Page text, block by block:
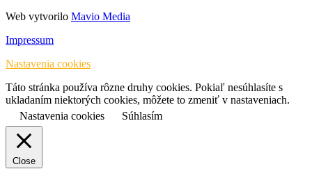
Web vytvorilo Mavio Media
Impressum
Nastavenia cookies
Táto stránka používa rôzne druhy cookies. Pokiaľ nesúhlasíte s
ukladaním niektorých cookies, môžete to zmeniť v nastaveniach.
Nastavenia cookies
Súhlasím
Close